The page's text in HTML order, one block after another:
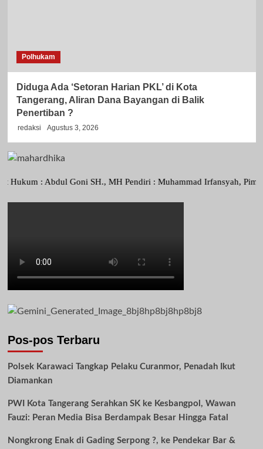
Polhukam
Diduga Ada ‘Setoran Harian PKL’ di Kota
Tangerang, Aliran Dana Bayangan di Balik
Penertiban ?
redaksi Agustus 3, 2026
: Abdul Goni SH., MH Pendiri : Muhammad Irfansyah, Pimpinan
Pos-pos Terbaru
Polsek Karawaci Tangkap Pelaku Curanmor, Penadah Ikut
Diamankan
PWI Kota Tangerang Serahkan SK ke Kesbangpol, Wawan
Fauzi: Peran Media Bisa Berdampak Besar Hingga Fatal
Nongkrong Enak di Gading Serpong ?, ke Pendekar Bar &